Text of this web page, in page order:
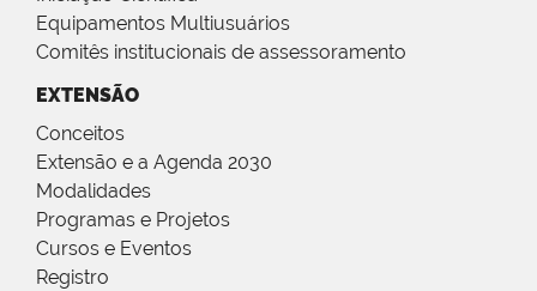
Equipamentos Multiusuários
Comitês institucionais de assessoramento
EXTENSÃO
Conceitos
Extensão e a Agenda 2030
Modalidades
Programas e Projetos
Cursos e Eventos
Registro